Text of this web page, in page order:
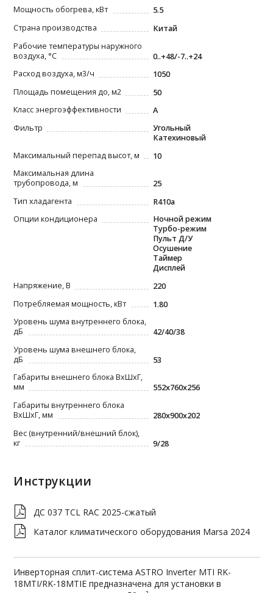
Мощность обогрева, кВт
5.5
Страна производства
Китай
Рабочие температуры наружного
воздуха, °С
0..+48/-7..+24
Расход воздуха, м3/ч
1050
Площадь помещения до, м2
50
Класс энергоэффективности
A
Фильтр
Угольный
Катехиновый
Максимальный перепад высот, м
10
Максимальная длина
трубопровода, м
25
Тип хладагента
R410a
Опции кондиционера
Ночной режим
Турбо-режим
Пульт Д/У
Осушение
Таймер
Дисплей
Напряжение, В
220
Потребляемая мощность, кВт
1.80
Уровень шума внутреннего блока,
дБ
42/40/38
Уровень шума внешнего блока,
дБ
53
Габариты внешнего блока ВxШxГ,
мм
552x760x256
Габариты внутреннего блока
ВxШxГ, мм
280x900x202
Вес (внутренний/внешний блок),
кг
9/28
Инструкции
ДС 037 TCL RAC 2025-сжатый
Каталог климатического оборудования Marsa 2024
Инверторная сплит-система ASTRO Inverter MTI RK-
18MTI/RK-18MTIE предназначена для установки в